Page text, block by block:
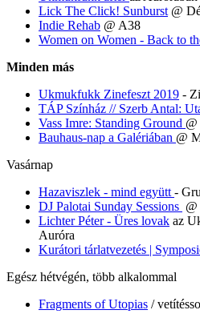
Lick The Click! Sunburst @
Indie Rehab @ A38
Women on Women - Back to
Minden más
Ukmukfukk Zinefeszt 2019 -
TÁP Színház // Szerb Antal:
Vass Imre: Standing Ground
Bauhaus-nap a Galériában @
Vasárnap
Hazaviszlek - mind együtt -
DJ Palotai Sunday Sessions
Lichter Péter - Üres lovak az
Auróra
Kurátori tárlatvezetés |
Egész hétvégén, több alkalommal
Fragments of Utopias /